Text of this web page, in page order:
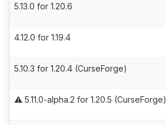
5.13.0 for 1.20.6
4.12.0 for 1.19.4
5.10.3 for 1.20.4 (CurseForge)
⚠️ 5.11.0-alpha.2 for 1.20.5 (CurseForge)